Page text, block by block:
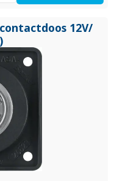
12V/